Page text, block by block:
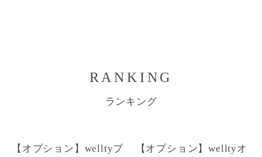
RANKING
ランキング
【オプション】welltyブ
【オプション】welltyオ